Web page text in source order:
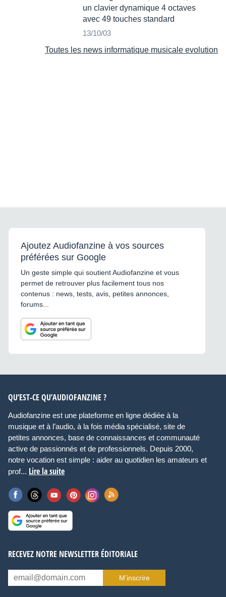
un clavier dynamique 4 octaves
avec 49 touches standard
13/10/03
Toutes les news informatique musicale evolution
Ajoutez Audiofanzine à vos sources
préférées sur Google
Un geste simple qui soutient Audiofanzine et vous
permet de retrouver plus facilement tous nos
contenus : news, tests, avis, petites annonces,
forums...
QU’EST-CE QU’AUDIOFANZINE ?
Audiofanzine est une plateforme en ligne dédiée à la
musique et à l’audio, à la fois média spécialisé, site de
petites annonces, base de connaissances et communauté
active de passionnés et de professionnels. Depuis 2000,
notre vocation est simple : aider au quotidien les amateurs et
prof... Lire la suite
RECEVEZ NOTRE NEWSLETTER ÉDITORIALE
M’inscrire